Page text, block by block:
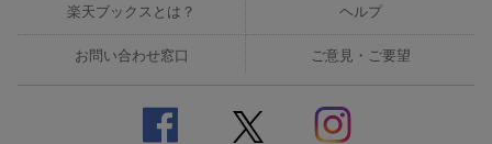
楽天ブックスとは？ ヘルプ
お問い合わせ窓口 ご意見・ご要望